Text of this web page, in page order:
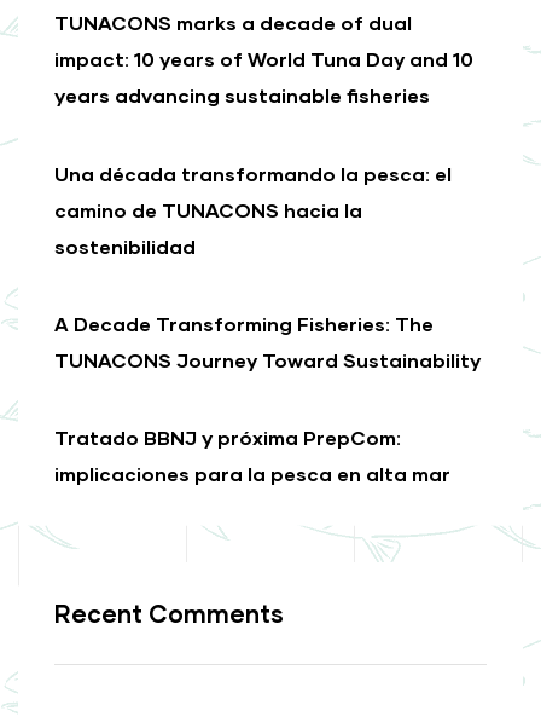
TUNACONS marks a decade of dual
impact: 10 years of World Tuna Day and 10
years advancing sustainable fisheries
Una década transformando la pesca: el
camino de TUNACONS hacia la
sostenibilidad
A Decade Transforming Fisheries: The
TUNACONS Journey Toward Sustainability
Tratado BBNJ y próxima PrepCom:
implicaciones para la pesca en alta mar
Recent Comments